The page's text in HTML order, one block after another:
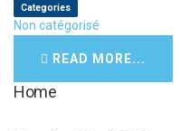
Categories
Non catégorisé
READ MORE...
Home